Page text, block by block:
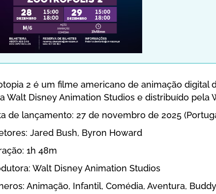
2 é um filme americano de animação
Walt Disney Animation Studios e distribuído pela
de lançamento: 27 de novembro de 2025
Jared Bush, Byron Howard
1h 48m
Walt Disney Animation Studios
Animação, Infantil, Comédia, Aventura,